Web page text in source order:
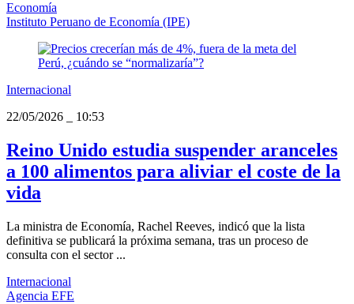
Economía
Instituto Peruano de Economía (IPE)
Internacional
22/05/2026
10:53
Reino Unido estudia suspender aranceles
a 100 alimentos para aliviar el coste de la
vida
La ministra de Economía, Rachel Reeves, indicó que la lista
definitiva se publicará la próxima semana, tras un proceso de
consulta con el sector ...
Internacional
Agencia EFE